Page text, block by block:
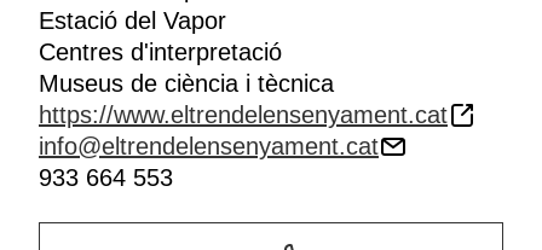
Estació del Vapor
Centres d'interpretació
Museus de ciència i tècnica
https://www.eltrendelensenyament.cat
info@eltrendelensenyament.cat
933 664 553